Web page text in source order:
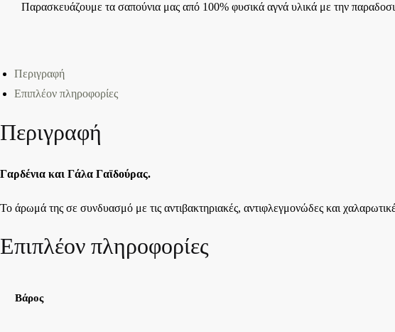
100g
ποσότητα
Παρασκευάζουμε τα σαπούνια μας από 100% φυσικά αγνά υλικά με την
Περιγραφή
Επιπλέον πληροφορίες
Περιγραφή
Γαρδένια και Γάλα Γαϊδούρας.
Το άρωμά της σε συνδυασμό με τις αντιβακτηριακές, αντιφλεγμονώδες και
Επιπλέον πληροφορίες
Βάρος